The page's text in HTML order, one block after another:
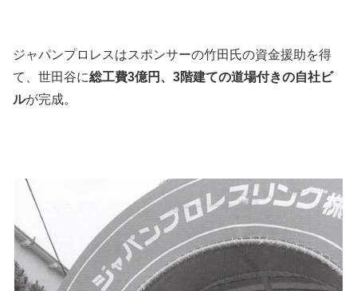
ジャパンプロレスはスポンサーの竹田氏の資金援助を得
て、世田谷に総工費3億円、3階建ての道場付きの自社ビ
ルが完成。